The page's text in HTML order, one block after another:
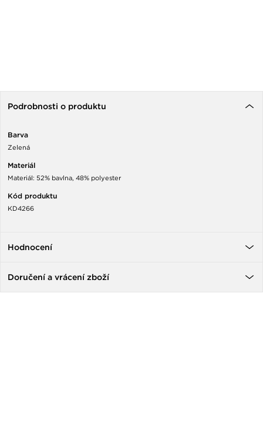
Podrobnosti o produktu
Barva
Zelená
Materiál
Materiál: 52% bavlna, 48% polyester
Kód produktu
KD4266
Hodnocení
Doručení a vrácení zboží